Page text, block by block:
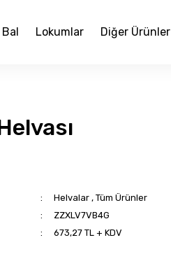
Bal Lokumlar Diğer Ürünler
Helvalar , Tüm Ürünler
ZZXLV7VB4G
673,27 TL + KDV